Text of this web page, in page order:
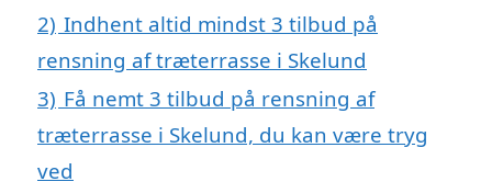
2) Indhent altid mindst 3 tilbud på
rensning af træterrasse i Skelund
3) Få nemt 3 tilbud på rensning af
træterrasse i Skelund, du kan være tryg
ved